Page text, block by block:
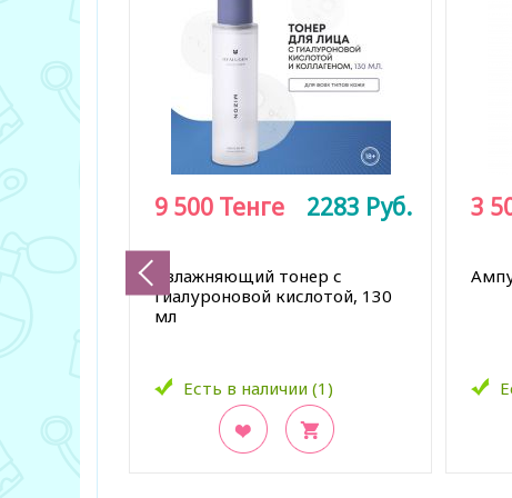
Увлажняющий тонер с
гиалуроновой кислотой, 130
мл
Есть в наличии (1)
9 500 Тенге 2283 Руб. 3